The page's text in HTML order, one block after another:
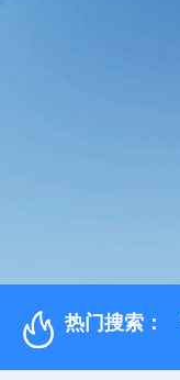
热门搜索：